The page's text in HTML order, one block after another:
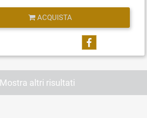
ACQUISTA
Condividi su
Mostra altri risultati